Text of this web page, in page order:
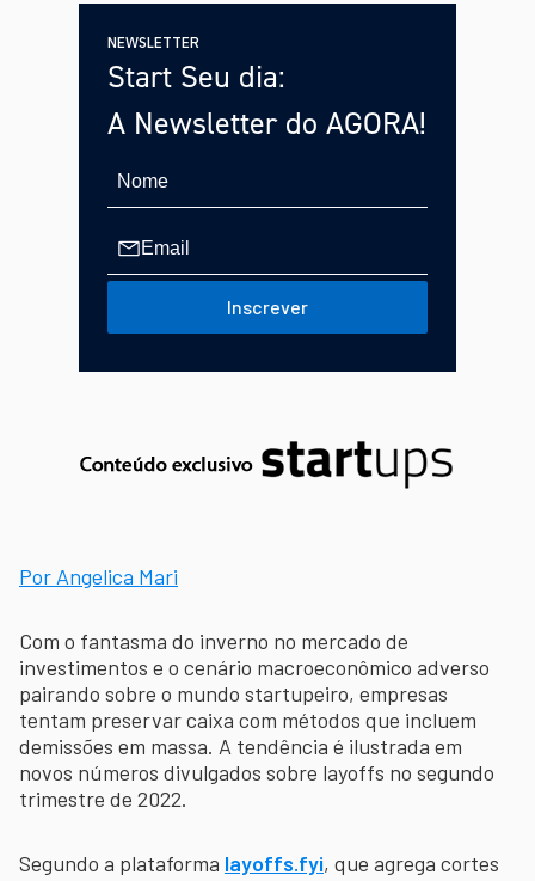
NEWSLETTER
Start Seu dia:
A Newsletter do AGORA!
Inscrever
Por Angelica Mari
Com o fantasma do inverno no mercado de
investimentos e o cenário macroeconômico adverso
pairando sobre o mundo startupeiro, empresas
tentam preservar caixa com métodos que incluem
demissões em massa. A tendência é ilustrada em
novos números divulgados sobre layoffs no segundo
trimestre de 2022.
Segundo a plataforma layoffs.fyi, que agrega cortes